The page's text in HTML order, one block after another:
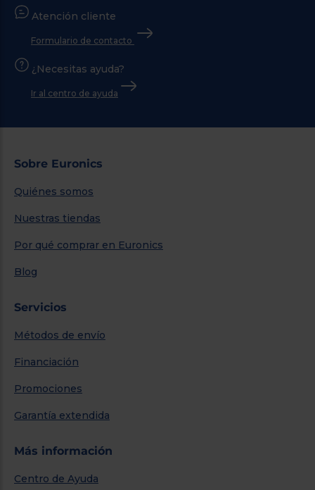
Atención cliente
Formulario de contacto
¿Necesitas ayuda?
Ir al centro de ayuda
Sobre Euronics
Quiénes somos
Nuestras tiendas
Por qué comprar en Euronics
Blog
Servicios
Métodos de envío
Financiación
Promociones
Garantía extendida
Más información
Centro de Ayuda